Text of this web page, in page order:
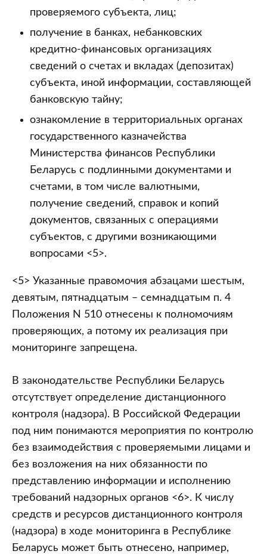
проверяемого субъекта, лиц;
получение в банках, небанковских
кредитно-финансовых организациях
сведений о счетах и вкладах (депозитах)
субъекта, иной информации, составляющей
банковскую тайну;
ознакомление в территориальных органах
государственного казначейства
Министерства финансов Республики
Беларусь с подлинными документами и
счетами, в том числе валютными,
получение сведений, справок и копий
документов, связанных с операциями
субъектов, с другими возникающими
вопросами <5>.
<5> Указанные правомочия абзацами шестым,
девятым, пятнадцатым – семнадцатым п. 4
Положения N 510 отнесены к полномочиям
проверяющих, а потому их реализация при
мониторинге запрещена.
В законодательстве Республики Беларусь
отсутствует определение дистанционного
контроля (надзора). В Российской Федерации
под ним понимаются мероприятия по контролю
без взаимодействия с проверяемыми лицами и
без возложения на них обязанности по
представлению информации и исполнению
требований надзорных органов <6>. К числу
средств и ресурсов дистанционного контроля
(надзора) в ходе мониторинга в Республике
Беларусь может быть отнесено, например,